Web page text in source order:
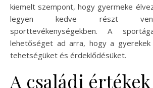
kiemelt szempont, hogy gyermeke
legyen kedve részt
sporttevékenységekben. A
lehetőséget ad arra, hogy a
tehetségüket és érdeklődésüket.
A családi értékek